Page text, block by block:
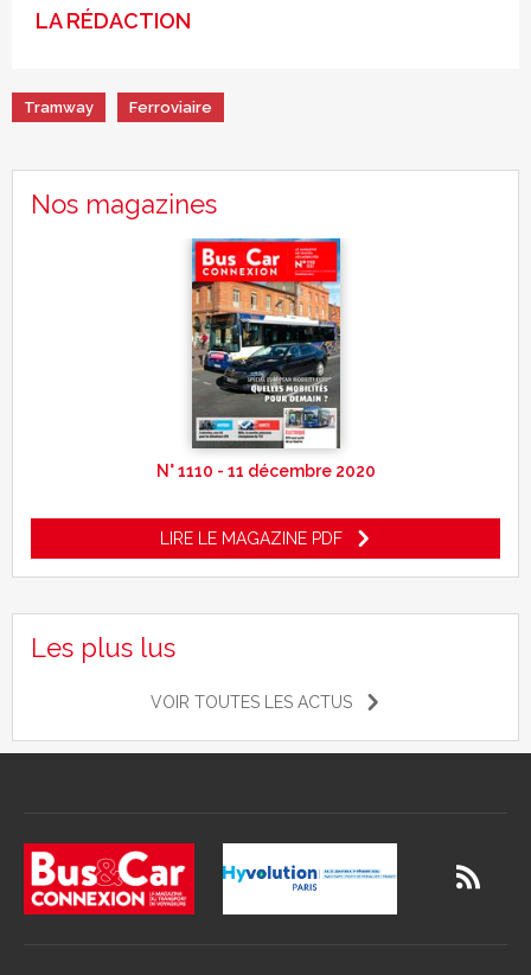
LA RÉDACTION
Tramway Ferroviaire
Nos magazines
N° 1110 - 11 décembre 2020
LIRE LE MAGAZINE PDF
Les plus lus
VOIR TOUTES LES ACTUS